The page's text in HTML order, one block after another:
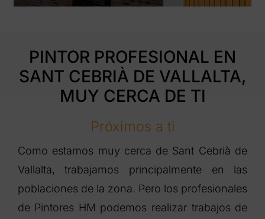
PINTOR PROFESIONAL EN
SANT CEBRIÀ DE VALLALTA,
MUY CERCA DE TI
Próximos a ti
Como estamos muy cerca de Sant Cebrià de
Vallalta, trabajamos principalmente en las
poblaciones de la zona. Pero los profesionales
de Pintores HM podemos realizar trabajos de